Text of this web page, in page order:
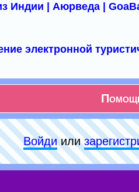
Индии | Аюрведа |
электронной
Войдиили